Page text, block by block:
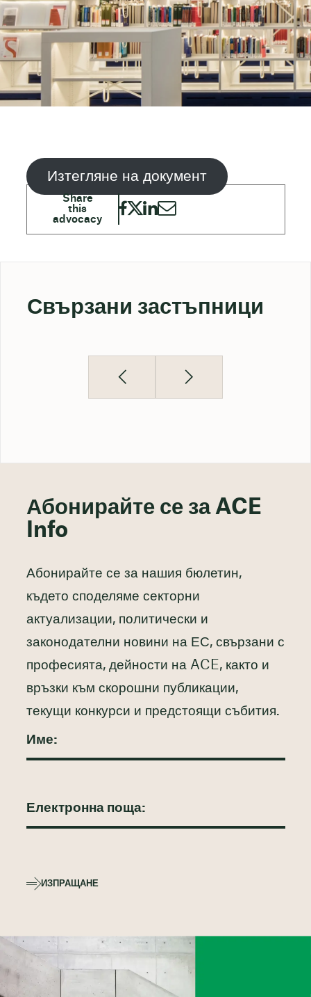
Изтегляне на документ
Свързани застъпници
Абонирайте се за ACE
Info
Абонирайте се за нашия бюлетин,
където споделяме секторни
актуализации, политически и
законодателни новини на ЕС, свързани с
професията, дейности на ACE, както и
връзки към скорошни публикации,
текущи конкурси и предстоящи събития.
ИЗПРАЩАНЕ